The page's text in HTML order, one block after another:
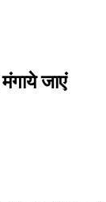
जाएं